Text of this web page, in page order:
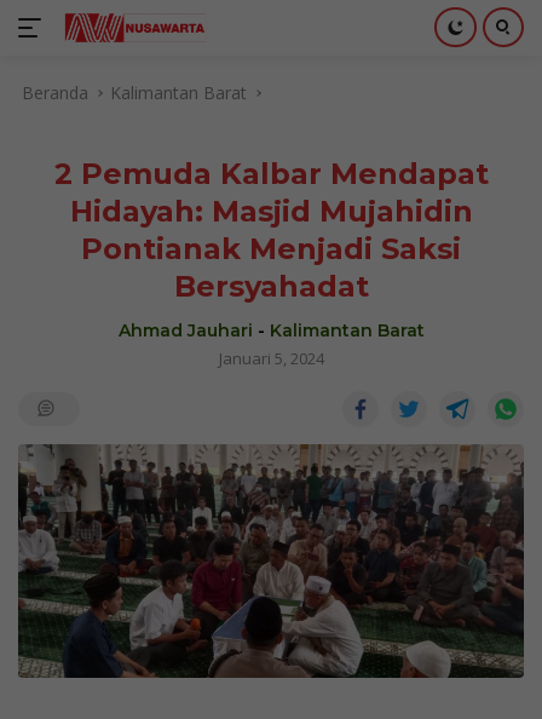
Beranda Kalimantan Barat
2 Pemuda Kalbar Mendapat
Hidayah: Masjid Mujahidin
Pontianak Menjadi Saksi
Bersyahadat
Ahmad Jauhari - Kalimantan Barat
Januari 5, 2024